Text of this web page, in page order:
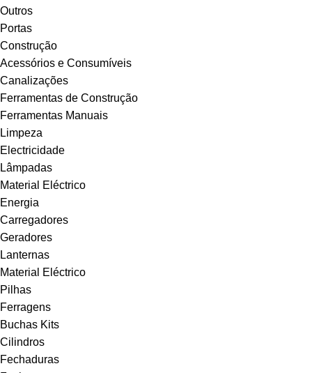
Outros
Portas
Construção
Acessórios e Consumíveis
Canalizações
Ferramentas de Construção
Ferramentas Manuais
Limpeza
Electricidade
Lâmpadas
Material Eléctrico
Energia
Carregadores
Geradores
Lanternas
Material Eléctrico
Pilhas
Ferragens
Buchas Kits
Cilindros
Fechaduras